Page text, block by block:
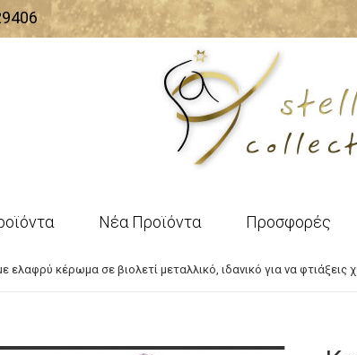
Νέα Προϊόντα Προσφορές
ελαφρύ κέρωμα σε βιολετί μεταλλικό, ιδανικό για να